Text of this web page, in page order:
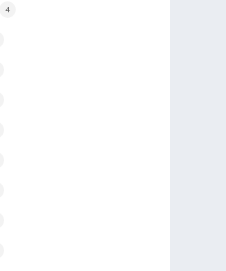
4